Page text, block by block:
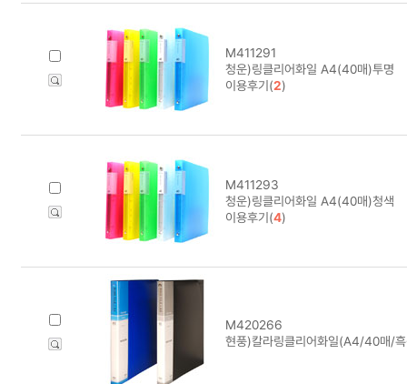
M411291
청운)링클리어화일 A4(40매)투명
이용후기(2)
M411293
청운)링클리어화일 A4(40매)청색
이용후기(4)
M420266
현풍)칼라링클리어화일(A4/40매/